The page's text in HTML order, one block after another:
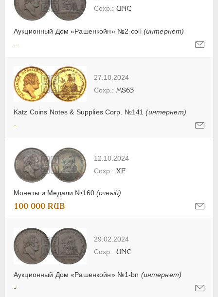
Аукционный Дом «Рашенкойн» №2-coll (интернет)
UNC
-
27.10.2024
Katz Coins Notes & Supplies Corp. №141(интернет)
MS63
-
12.10.2024
Монеты и Медали №160 (очный)
XF
100 000 RUB
29.02.2024
Аукционный Дом «Рашенкойн» №1-bn (интернет)
UNC
-